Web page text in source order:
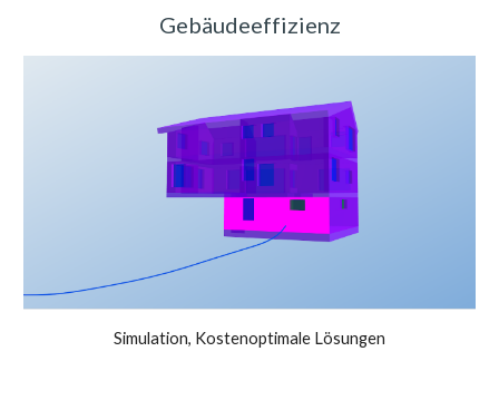
Gebäudeeffizienz
Simulation, Kostenoptimale Lösungen